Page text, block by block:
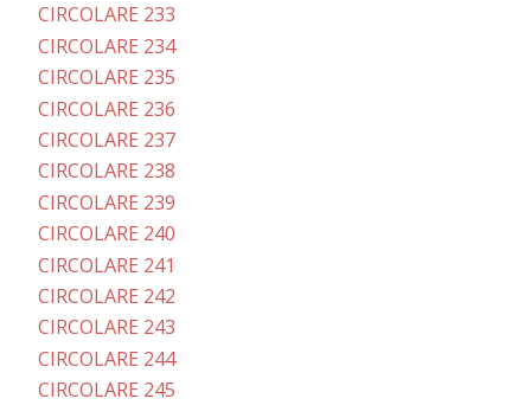
CIRCOLARE 233
CIRCOLARE 234
CIRCOLARE 235
CIRCOLARE 236
CIRCOLARE 237
CIRCOLARE 238
CIRCOLARE 239
CIRCOLARE 240
CIRCOLARE 241
CIRCOLARE 242
CIRCOLARE 243
CIRCOLARE 244
CIRCOLARE 245